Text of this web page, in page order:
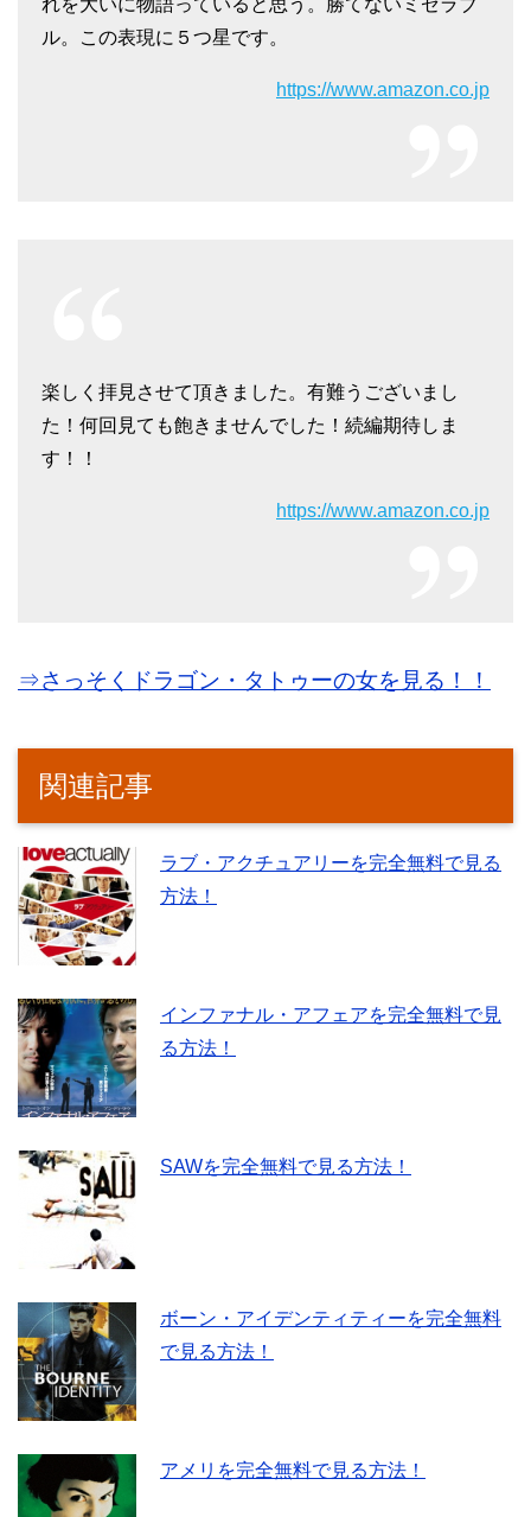
れを大いに物語っていると思う。勝てないミゼラブ
ル。この表現に５つ星です。
https://www.amazon.co.jp
楽しく拝見させて頂きました。有難うございまし
た！何回見ても飽きませんでした！続編期待しま
す！！
https://www.amazon.co.jp
⇒さっそくドラゴン・タトゥーの女を見る！！
関連記事
ラブ・アクチュアリーを完全無料で見る
方法！
インファナル・アフェアを完全無料で見
る方法！
SAWを完全無料で見る方法！
ボーン・アイデンティティーを完全無料
で見る方法！
アメリを完全無料で見る方法！